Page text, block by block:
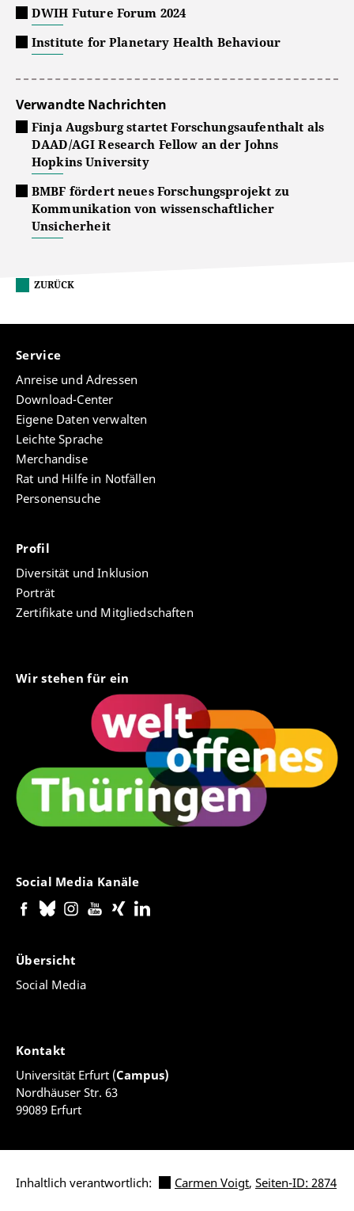
DWIH Future Forum 2024
Institute for Planetary Health Behaviour
Verwandte Nachrichten
Finja Augsburg startet Forschungsaufenthalt als
DAAD/AGI Research Fellow an der Johns
Hopkins University
BMBF fördert neues Forschungsprojekt zu
Kommunikation von wissenschaftlicher
Unsicherheit
ZURÜCK
Service
Anreise und Adressen
Download-Center
Eigene Daten verwalten
Leichte Sprache
Merchandise
Rat und Hilfe in Notfällen
Personensuche
Profil
Diversität und Inklusion
Porträt
Zertifikate und Mitgliedschaften
Wir stehen für ein
Social Media Kanäle
Übersicht
Social Media
Kontakt
Universität Erfurt (Campus)
Nordhäuser Str. 63
99089 Erfurt
Inhaltlich verantwortlich: Carmen Voigt, Seiten-ID: 2874